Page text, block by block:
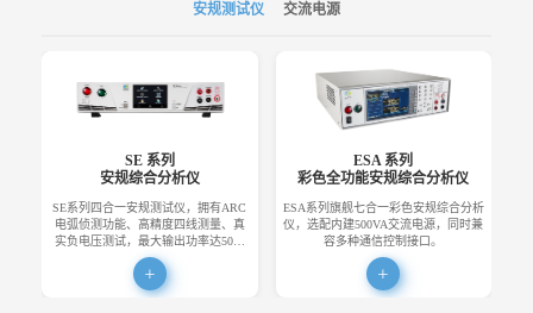
安规测试仪 交流电源
SE 系列
安规综合分析仪
SE系列四合一安规测试仪，拥有ARC
电弧侦测功能、高精度四线测量、真
实负电压测试，最大输出功率达50…
ESA 系列
彩色全功能安规综合分析仪
ESA系列旗舰七合一彩色安规综合分析
仪，选配内建500VA交流电源，同时兼
容多种通信控制接口。